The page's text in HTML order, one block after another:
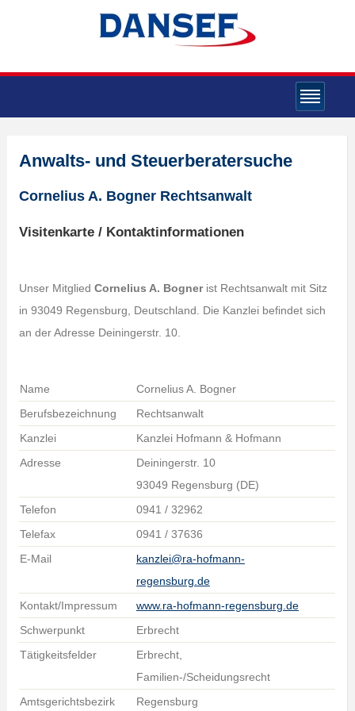
Anwalts- und Steuerberatersuche
Cornelius A. Bogner Rechtsanwalt
Visitenkarte / Kontaktinformationen
Unser Mitglied Cornelius A. Bognerist Rechtsanwalt mit Sitz
in 93049 Regensburg, Deutschland. Die Kanzlei befindet sich
an der Adresse Deiningerstr. 10.
Name
Cornelius A. Bogner
Berufsbezeichnung
Rechtsanwalt
Kanzlei
Kanzlei Hofmann & Hofmann
Adresse
Deiningerstr. 10
93049 Regensburg (DE)
Telefon
0941 / 32962
Telefax
0941 / 37636
E-Mail
kanzlei@ra-hofmann-
regensburg.de
Kontakt/Impressum
www.ra-hofmann-regensburg.de
Schwerpunkt
Erbrecht
Tätigkeitsfelder
Erbrecht,
Familien-/Scheidungsrecht
Amtsgerichtsbezirk
Regensburg